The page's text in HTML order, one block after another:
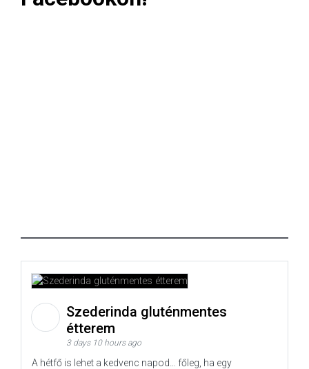
Szederinda gluténmentes
étterem
3 days 10 hours ago
A hétfő is lehet a kedvenc napod… főleg, ha egy